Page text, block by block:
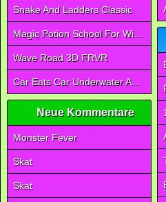
Snake And Ladders Classic
Magic Potion School For Witch
Wave Road 3D FRVR
Car Eats Car Underwater Adventure FRVR
Neue Kommentare
Monster Fever
Skat
Skat